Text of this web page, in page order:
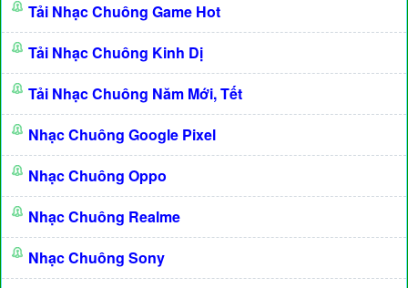
Tải Nhạc Chuông Game Hot
Tải Nhạc Chuông Kinh Dị
Tải Nhạc Chuông Năm Mới, Tết
Nhạc Chuông Google Pixel
Nhạc Chuông Oppo
Nhạc Chuông Realme
Nhạc Chuông Sony